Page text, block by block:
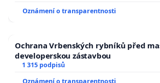
Komu bude petice předána:
Zastupitelstvo města Hradec Králové.
Oznámení o transparentnosti
Ochrana Vrbenských rybníků před
developerskou zástavbou
1 315 podpisů